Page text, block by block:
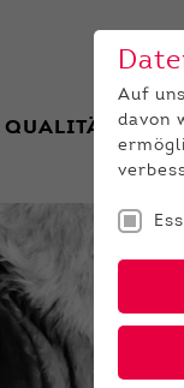
QUALITÄT
Auf
davon